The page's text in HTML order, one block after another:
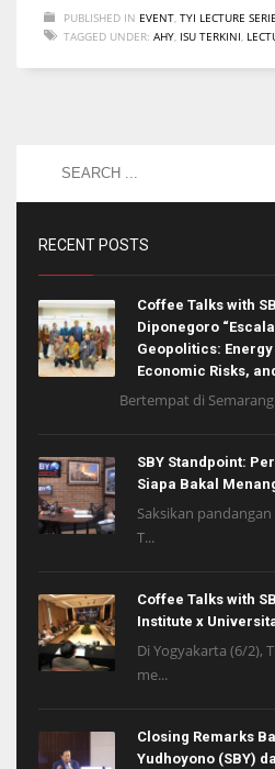
PUBLISHED IN EVENT TYI LECTURE
TAGGED UNDER: AHY ISU TERKINI
RECENT POSTS
Coffee Talks with
Diponegoro
Geopolitics: Energy
Economic Risks,
Bertempat di
SBY Standpoint:
Siapa Bakal
Saksikan
T...
Coffee Talks with
Institute x
Di Yogyakarta (6/2),
me...
Closing Remarks
Yudhoyono (SBY)